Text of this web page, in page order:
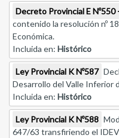
Decreto Provincial E
contenido la resolución nº
Económica.
Incluida en: Histórico
Ley Provincial K Nº587
Desarrollo del Valle Inferior
Incluida en: Histórico
Ley Provincial K Nº588
647/63 transfiriendo el